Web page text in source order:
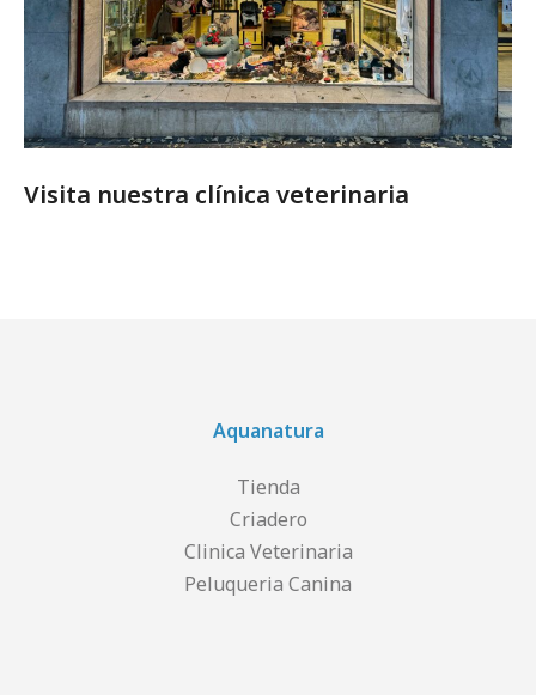
Visita nuestra clínica veterinaria
Aquanatura
Tienda
Criadero
Clinica Veterinaria
Peluqueria Canina